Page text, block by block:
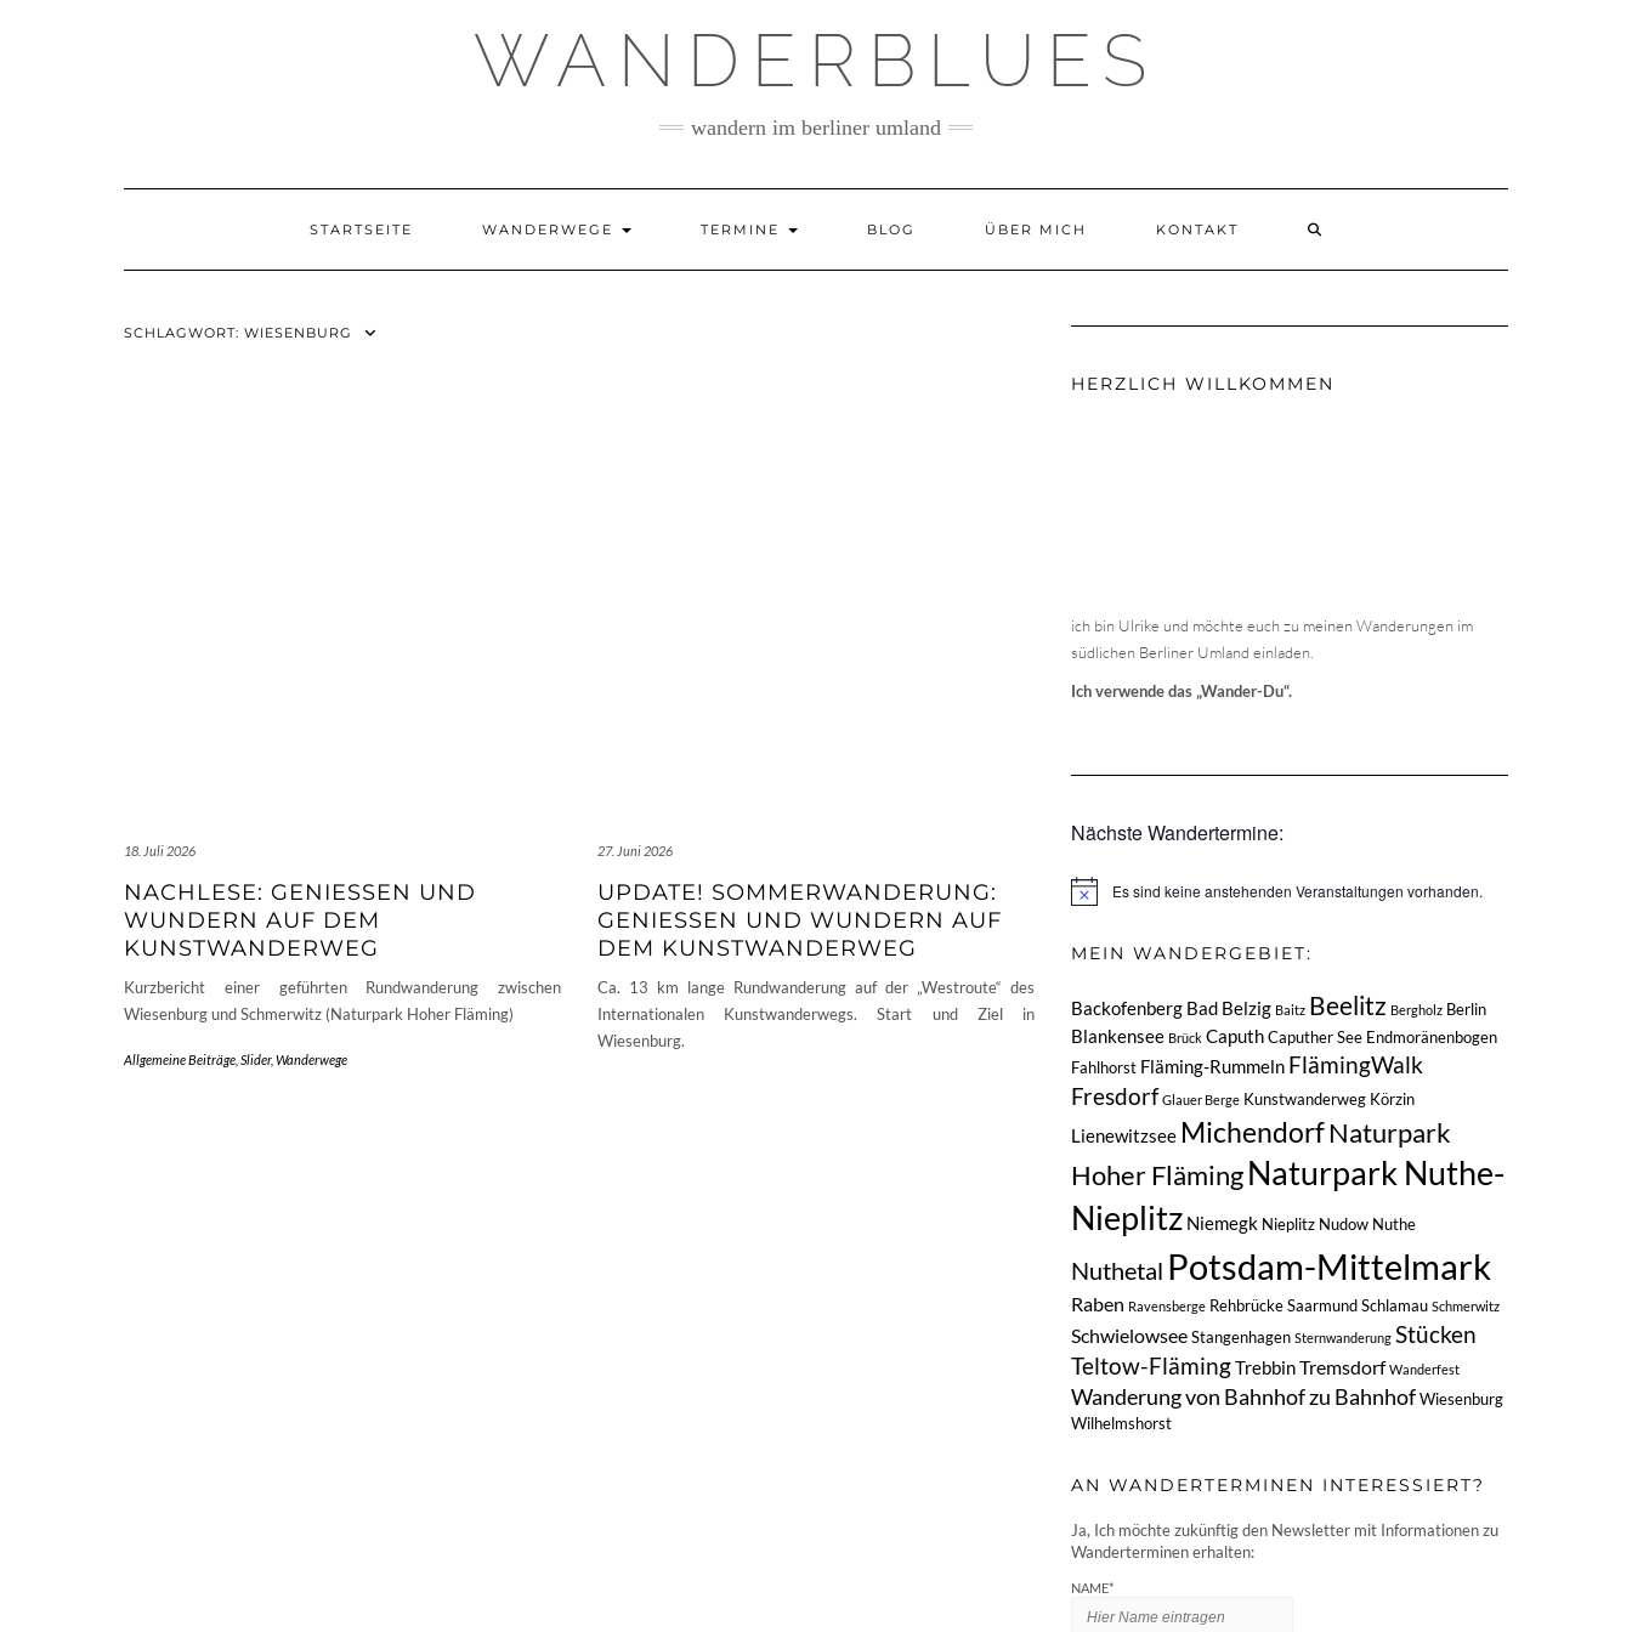
WANDERBLUES
wandern im berliner umland
STARTSEITE WANDERWEGE TERMINE BLOG ÜBER MICH KONTAKT
SCHLAGWORT: WIESENBURG
18. Juli 2026
NACHLESE: GENIESSEN UND W
UNDERN AUF DEM K
UNSTWANDERWEG
Kurzbericht einer geführten Rundwanderung zwischen
Wiesenburg und Schmerwitz (Naturpark Hoher Fläming)
Allgemeine Beiträge Slider, Wanderwege
27. Juni 2026
UPDATE! SOMMERWANDERUNG:
GENIESSEN UND WUNDERN AUF D
EM KUNSTWANDERWEG
Ca. 13 km lange Rundwanderung auf der „Westroute“ des
Internationalen Kunstwanderwegs. Start und Ziel in
Wiesenburg.
HERZLICH WILLKOMMEN
ich bin Ulrike und möchte euch zu meinen Wanderungen im
südlichen Berliner Umland einladen.
Ich verwende das „Wander-Du“.
Nächste Wandertermine:
HinweisEs sind keine anstehenden Veranstaltungen vorhanden.
MEIN WANDERGEBIET:
Backofenberg Bad Belzig Baitz Beelitz Bergholz Berlin
Blankensee Brück CaputhCaputher See Endmoränenbogen
Fahlhorst Fläming-Rummeln FlämingWalk
Fresdorf Glauer Berge Kunstwanderweg Körzin
Lienewitzsee MichendorfNaturpark
Hoher FlämingNaturpark Nuthe-
Nieplitz Niemegk Nieplitz Nudow Nuthe
Nuthetal Potsdam-Mittelmark
Raben Ravensberge RehbrückeSaarmundSchlamau Schmerwitz
SchwielowseeStangenhagen Sternwanderung Stücken
Teltow-FlämingTrebbinTremsdorf Wanderfest
Wanderung von Bahnhof zu BahnhofWiesenburg
Wilhelmshorst
AN WANDERTERMINEN INTERESSIERT?
Ja, Ich möchte zukünftig den Newsletter mit Informationen zu
Wanderterminen erhalten:
NAME*